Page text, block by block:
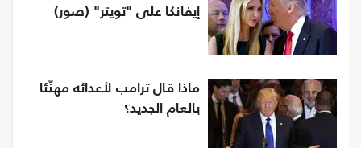
إيفانكا على "تويتر" (صور)
ماذا قال ترامب لأعدائه مهنّئا
بالعام الجديد؟